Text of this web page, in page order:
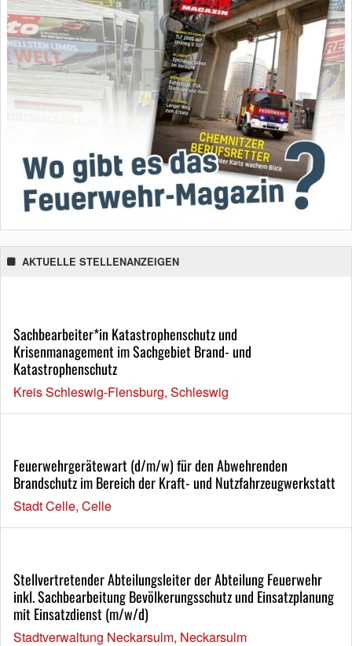
AKTUELLE STELLENANZEIGEN
Sachbearbeiter*in Katastrophenschutz und
Krisenmanagement im Sachgebiet Brand- und
Katastrophenschutz
Kreis Schleswig-Flensburg, Schleswig
Feuerwehrgerätewart (d/m/w) für den Abwehrenden
Brandschutz im Bereich der Kraft- und Nutzfahrzeugwerkstatt
Stadt Celle, Celle
Stellvertretender Abteilungsleiter der Abteilung Feuerwehr
inkl. Sachbearbeitung Bevölkerungsschutz und Einsatzplanung
mit Einsatzdienst (m/w/d)
Stadtverwaltung Neckarsulm, Neckarsulm